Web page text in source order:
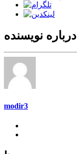
درباره نویسنده
modir3